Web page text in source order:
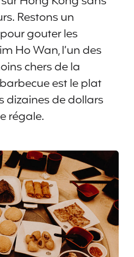
Restons un
gouter les
Ho Wan, l’un des
chers de la
est le plat
dizaines de dollars
régale.